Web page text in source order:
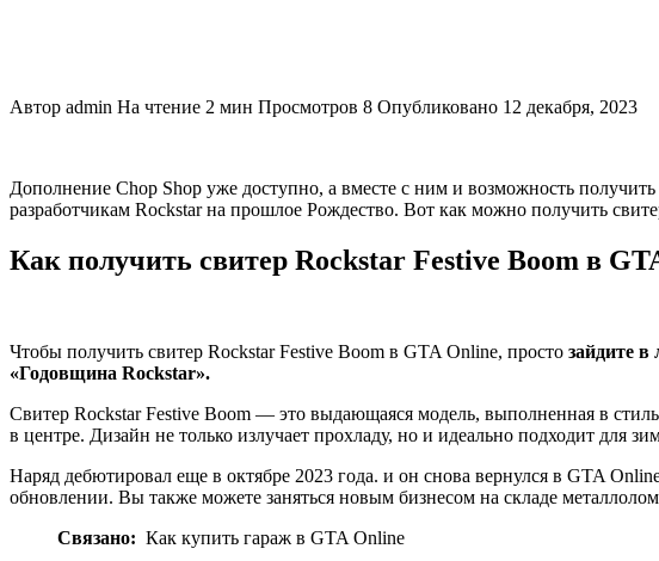
Автор admin На чтение 2 мин Просмотров 8 Опубликовано 12 декабря, 2023
Дополнение Chop Shop уже доступно, а вместе с ним и возможность
разработчикам Rockstar на прошлое Рождество. Вот как можно получить
Как получить свитер Rockstar Festive Boom в
Чтобы получить свитер Rockstar Festive Boom в GTA Online, просто зайдите
«Годовщина Rockstar».
Свитер Rockstar Festive Boom — это выдающаяся модель, выполненная в
в центре. Дизайн не только излучает прохладу, но и идеально подходит для
Наряд дебютировал еще в октябре 2023 года. и он снова вернулся в GTA
обновлении. Вы также можете заняться новым бизнесом на складе
Связано: Как купить гараж в GTA Online